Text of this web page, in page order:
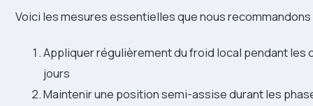
Voici les mesures essentielles que nous recommandons
Appliquer régulièrement du froid local pendant les
jours
Maintenir une position semi-assise durant les